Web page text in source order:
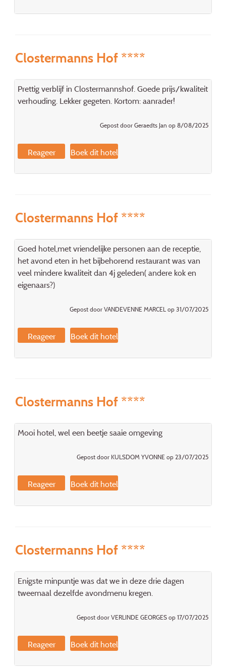
Clostermanns Hof ****
Prettig verblijf in Clostermannshof. Goede prijs/kwaliteit
verhouding. Lekker gegeten. Kortom: aanrader!
Gepost door Geraedts Jan op 8/08/2025
Reageer Boek dit hotel
Clostermanns Hof ****
Goed hotel,met vriendelijke personen aan de receptie,
het avond eten in het bijbehorend restaurant was van
veel mindere kwaliteit dan 4j geleden( andere kok en
eigenaars?)
Gepost door VANDEVENNE MARCEL op 31/07/2025
Reageer Boek dit hotel
Clostermanns Hof ****
Mooi hotel, wel een beetje saaie omgeving
Gepost door KULSDOM YVONNE op 23/07/2025
Reageer Boek dit hotel
Clostermanns Hof ****
Enigste minpuntje was dat we in deze drie dagen
tweemaal dezelfde avondmenu kregen.
Gepost door VERLINDE GEORGES op 17/07/2025
Reageer Boek dit hotel